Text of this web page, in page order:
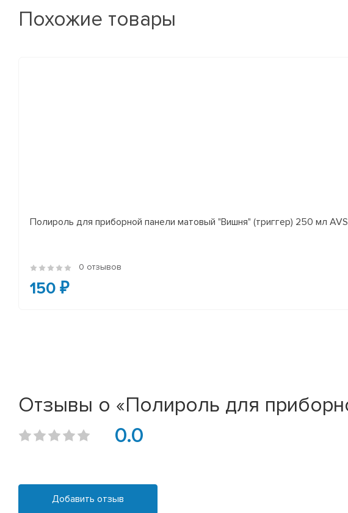
Похожие товары
Полироль для приборной панели матовый "Вишня" (триггер) 250 мл
0 отзывов
150 ₽
Отзывы о «Полироль для
0.0
Добавить отзыв